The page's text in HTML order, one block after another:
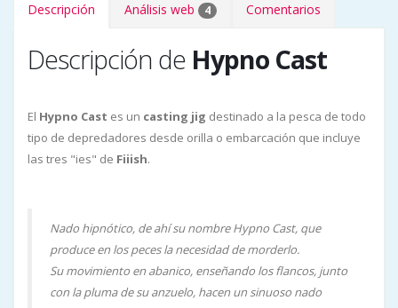
Descripción Análisis web 4 Comentarios
Descripción de Hypno Cast
El Hypno Cast es un casting jig destinado a la pesca de todo
tipo de depredadores desde orilla o embarcación que incluye
las tres "ies" de Fiiish.
Nado hipnótico, de ahí su nombre Hypno Cast, que
produce en los peces la necesidad de morderlo.
Su movimiento en abanico, enseñando los flancos, junto
con la pluma de su anzuelo, hacen un sinuoso nado